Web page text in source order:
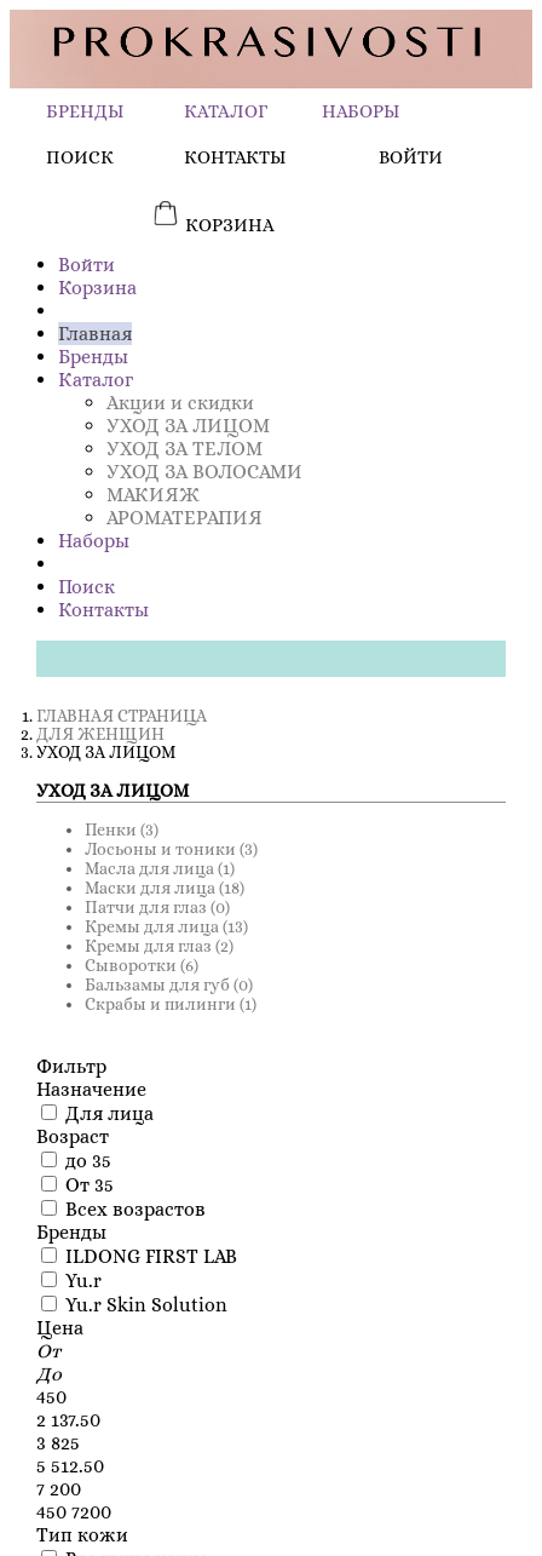
БРЕНДЫ КАТАЛОГ НАБОРЫ
ПОИСК КОНТАКТЫ ВОЙТИ
КОРЗИНА
Войти
Корзина
Главная
Бренды
Каталог
Акции и скидки
УХОД ЗА ЛИЦОМ
УХОД ЗА ТЕЛОМ
УХОД ЗА ВОЛОСАМИ
МАКИЯЖ
АРОМАТЕРАПИЯ
Наборы
Поиск
Контакты
ГЛАВНАЯ СТРАНИЦА
ДЛЯ ЖЕНЩИН
УХОД ЗА ЛИЦОМ
УХОД ЗА ЛИЦОМ
Пенки (3)
Лосьоны и тоники (3)
Масла для лица(1)
Маски для лица(18)
Патчи для глаз (0)
Кремы для лица(13)
Кремы для глаз (2)
Сыворотки (6)
Бальзамы для губ (0)
Скрабы и пилинги (1)
Фильтр
Назначение
Для лица
Возраст
до 35
От 35
Всех возрастов
Бренды
ILDONG FIRST LAB
Yu.r
Yu.r Skin Solution
Цена
От
До
450
2 137.50
3 825
5 512.50
7 200
450 7200
Тип кожи